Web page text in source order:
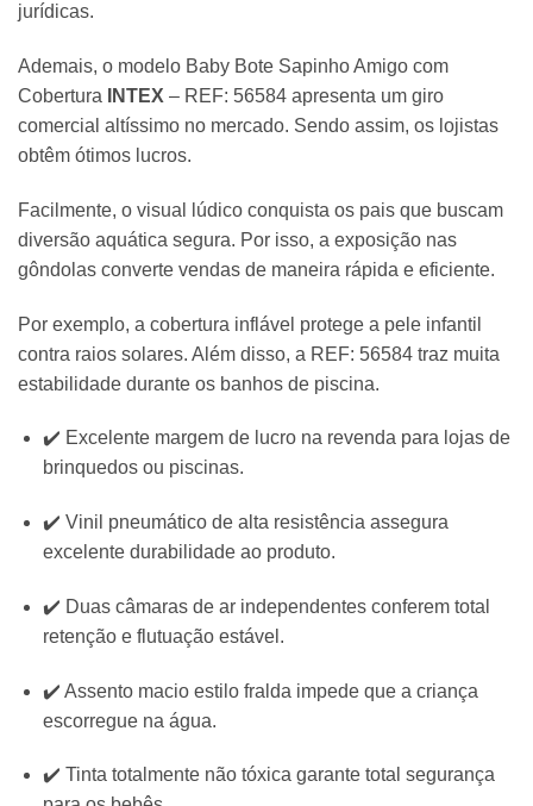
jurídicas.
Ademais, o modelo Baby Bote Sapinho Amigo com
Cobertura
INTEX – REF: 56584 apresenta um giro
comercial altíssimo no mercado. Sendo assim, os lojistas
obtêm ótimos lucros.
Facilmente, o visual lúdico conquista os pais que buscam
diversão aquática segura. Por isso, a exposição nas
gôndolas converte vendas de maneira rápida e eficiente.
Por exemplo, a cobertura inflável protege a pele infantil
contra raios solares. Além disso, a REF: 56584 traz muita
estabilidade durante os banhos de piscina.
✔️ Excelente margem de lucro na revenda para lojas de
brinquedos ou piscinas.
✔️ Vinil pneumático de alta resistência assegura
excelente durabilidade ao produto.
✔️ Duas câmaras de ar independentes conferem total
retenção e flutuação estável.
✔️ Assento macio estilo fralda impede que a criança
escorregue na água.
✔️ Tinta totalmente não tóxica garante total segurança